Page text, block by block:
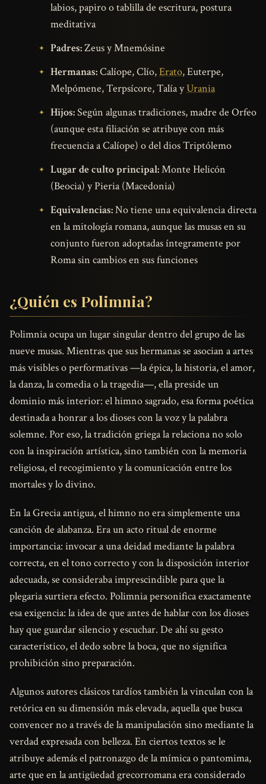
labios, papiro o tablilla de escritura, postura
meditativa
Padres:Zeus y Mnemósine
Hermanas:Calíope, Clío,Erato, Euterpe,
Melpómene, Terpsícore, Talía yUrania
Hijos:Según algunas tradiciones, madre de Orfeo
(aunque esta filiación se atribuye con más
frecuencia a Calíope) o del dios Triptólemo
Lugar de culto principal:Monte Helicón
(Beocia) y Pieria (Macedonia)
Equivalencias:No tiene una equivalencia directa
en la mitología romana, aunque las musas en su
conjunto fueron adoptadas íntegramente por
Roma sin cambios en sus funciones
¿Quién es Polimnia?
Polimnia ocupa un lugar singular dentro del grupo de las
nueve musas. Mientras que sus hermanas se asocian a artes
más visibles o performativas —la épica, la historia, el amor,
la danza, la comedia o la tragedia—, ella preside un
dominio más interior: el himno sagrado, esa forma poética
destinada a honrar a los dioses con la voz y la palabra
solemne. Por eso, la tradición griega la relaciona no solo
con la inspiración artística, sino también con la memoria
religiosa, el recogimiento y la comunicación entre los
mortales y lo divino.
En la Grecia antigua, el himno no era simplemente una
canción de alabanza. Era un acto ritual de enorme
importancia: invocar a una deidad mediante la palabra
correcta, en el tono correcto y con la disposición interior
adecuada, se consideraba imprescindible para que la
plegaria surtiera efecto. Polimnia personifica exactamente
esa exigencia: la idea de que antes de hablar con los dioses
hay que guardar silencio y escuchar. De ahí su gesto
característico, el dedo sobre la boca, que no significa
prohibición sino preparación.
Algunos autores clásicos tardíos también la vinculan con la
retórica en su dimensión más elevada, aquella que busca
convencer no a través de la manipulación sino mediante la
verdad expresada con belleza. En ciertos textos se le
atribuye además el patronazgo de la mímica o pantomima,
arte que en la antigüedad grecorromana era considerado